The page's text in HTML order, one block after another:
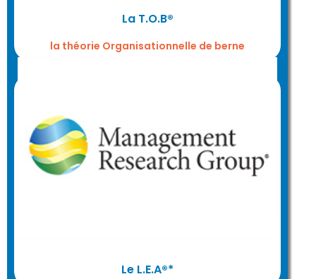
La T.O.B®
la théorie Organisationnelle de berne
Le L.E.A®*
Découvrir votre style de Leadership pour
développer votre influence avec l'appui